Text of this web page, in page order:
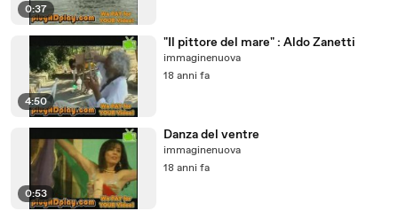
0:37
4:50
"Il pittore del mare" : Aldo Zanetti
immaginenuova
18 anni fa
0:53
Danza del ventre
immaginenuova
18 anni fa